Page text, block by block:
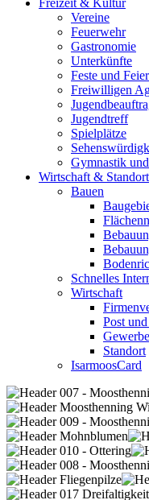
Freizeit & Kultur
Vereine
Feuerwehr
Gastronomie
Unterkünfte
Feste und
Freiwilligen
Jugendtreff
Spielplätze
Gymnastik
Wirtschaft & Standort
Bauen
Schnelles
Wirtschaft
Post
Standort
IsarmoosCard